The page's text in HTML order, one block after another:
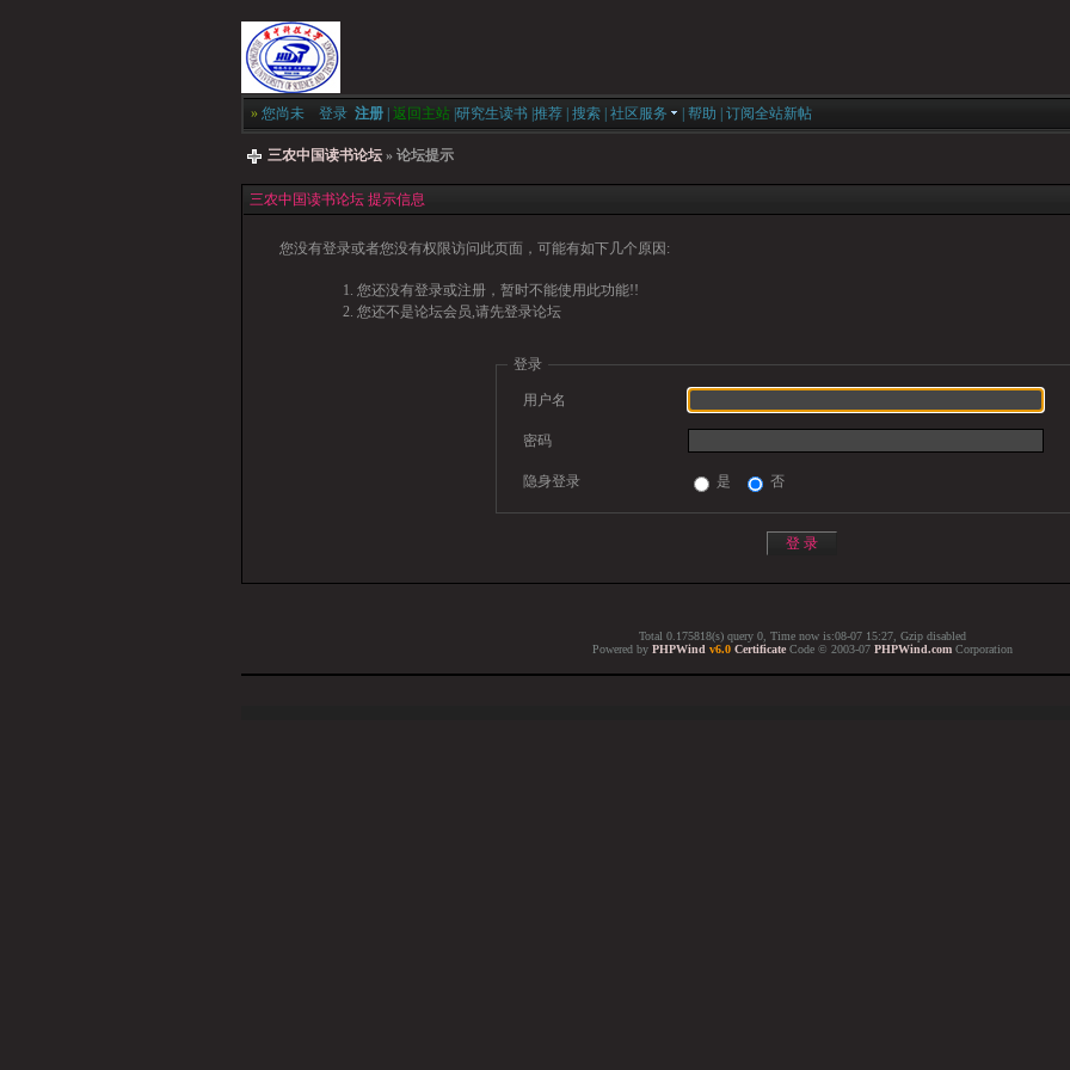
» 您尚未 登录 注册 返回主站 研究生读书 推荐 搜索 社区服务 帮助 订阅全站新帖
三农中国读书论坛 » 论坛提示
三农中国读书论坛 提示信息
您没有登录或者您没有权限访问此页面，可能有如下几个原因:
您还没有登录或注册，暂时不能使用此功能!!
您还不是论坛会员,请先登录论坛
登录
用户名
密码
隐身登录 是 否
Total 0.175818(s) query 0, Time now is:08-07 15:27, Gzip disabled
Powered by PHPWind v6.0 Certificate Code © 2003-07 PHPWind.com Corporation